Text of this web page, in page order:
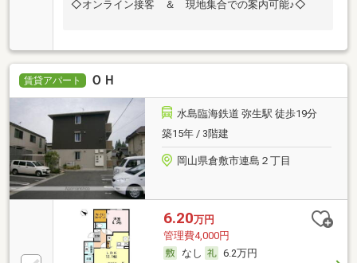
◇オンライン接客 ＆ 現地集合での案内可能♪◇
賃貸アパート ＯＨ
水島臨海鉄道 弥生駅 徒歩19分
築15年 / 3階建
岡山県倉敷市連島２丁目
6.20万円
管理費4,000円
なし
6.2万円